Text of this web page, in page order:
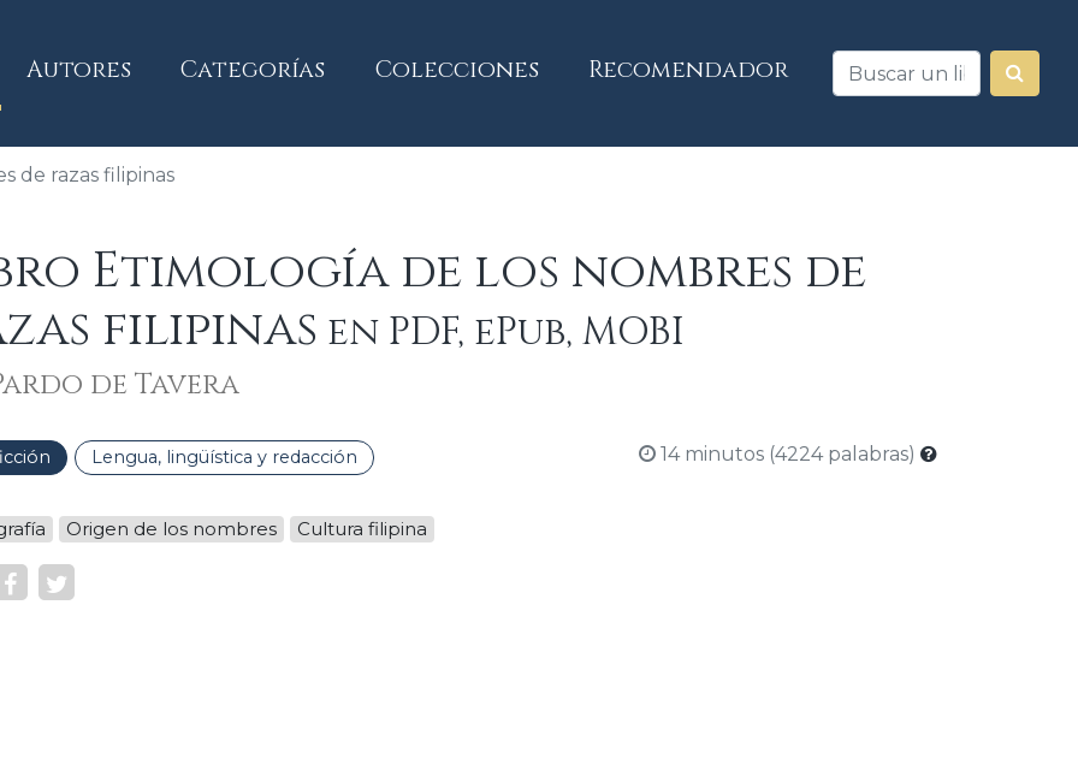
Autores Categorías Colecciones Recomendador
de razas filipinas
Etimología de los nombres de
filipinas en PDF, ePub, MOBI
de Tavera
Lengua, lingüística y redacción 14 minutos (4224 palabras)
Origen de los nombres Cultura filipina